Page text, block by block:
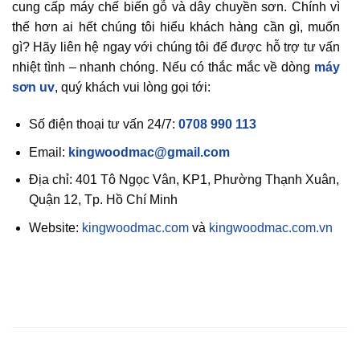
cung cấp máy chế biến gỗ và dây chuyền sơn. Chính vì
thế hơn ai hết chúng tôi hiểu khách hàng cần gì, muốn
gì? Hãy liên hệ ngay với chúng tôi để được hỗ trợ tư vấn
nhiệt tình – nhanh chóng. Nếu có thắc mắc về dòng máy
sơn uv, quý khách vui lòng gọi tới:
Số điện thoại tư vấn 24/7: 0708 990 113
Email: kingwoodmac@gmail.com
Địa chỉ: 401 Tô Ngọc Vân, KP1, Phường Thạnh Xuân,
Quận 12, Tp. Hồ Chí Minh
Website: kingwoodmac.comvà kingwoodmac.com.vn